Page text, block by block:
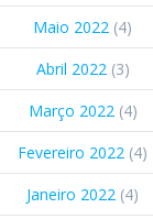
Maio 2022 (4)
Abril 2022(3)
Março 2022(4)
Fevereiro 2022 (4)
Janeiro 2022 (4)